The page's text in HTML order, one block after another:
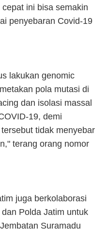
ini bisa semakin
penyebaran Covid-19
lakukan genomic
pola mutasi di
dan isolasi massal
19, demi
tidak menyebar
terang orang nomor
juga berkolaborasi
Polda Jatim untuk
Suramadu